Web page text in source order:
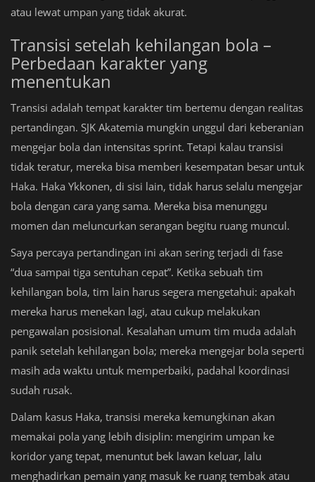
atau lewat umpan yang tidak akurat.
Transisi setelah kehilangan bola –
Perbedaan karakter yang
menentukan
Transisi adalah tempat karakter tim bertemu dengan realitas
pertandingan. SJK Akatemia mungkin unggul dari keberanian
mengejar bola dan intensitas sprint. Tetapi kalau transisi
tidak teratur, mereka bisa memberi kesempatan besar untuk
Haka. Haka Ykkonen, di sisi lain, tidak harus selalu mengejar
bola dengan cara yang sama. Mereka bisa menunggu
momen dan meluncurkan serangan begitu ruang muncul.
Saya percaya pertandingan ini akan sering terjadi di fase
“dua sampai tiga sentuhan cepat”. Ketika sebuah tim
kehilangan bola, tim lain harus segera mengetahui: apakah
mereka harus menekan lagi, atau cukup melakukan
pengawalan posisional. Kesalahan umum tim muda adalah
panik setelah kehilangan bola; mereka mengejar bola seperti
masih ada waktu untuk memperbaiki, padahal koordinasi
sudah rusak.
Dalam kasus Haka, transisi mereka kemungkinan akan
memakai pola yang lebih disiplin: mengirim umpan ke
koridor yang tepat, menuntut bek lawan keluar, lalu
menghadirkan pemain yang masuk ke ruang tembak atau